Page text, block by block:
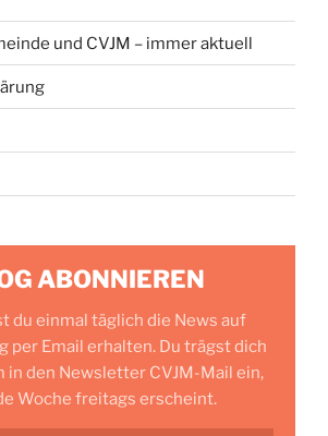
und CVJM – immer aktuell
ABONNIEREN
du einmal täglich die News auf
per Email erhalten. Du trägst dich
in den Newsletter CVJM-Mail ein,
Woche freitags erscheint.